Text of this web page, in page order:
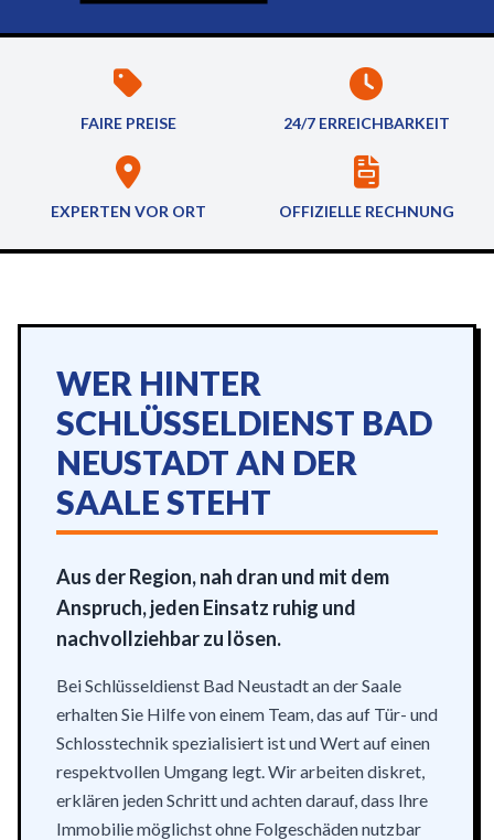
FAIRE PREISE 24/7 ERREICHBARKEIT
EXPERTEN VOR ORT OFFIZIELLE RECHNUNG
WER HINTER
SCHLÜSSELDIENST BAD
NEUSTADT AN DER
SAALE STEHT
Aus der Region, nah dran und mit dem
Anspruch, jeden Einsatz ruhig und
nachvollziehbar zu lösen.
Bei Schlüsseldienst Bad Neustadt an der Saale
erhalten Sie Hilfe von einem Team, das auf Tür- und
Schlosstechnik spezialisiert ist und Wert auf einen
respektvollen Umgang legt. Wir arbeiten diskret,
erklären jeden Schritt und achten darauf, dass Ihre
Immobilie möglichst ohne Folgeschäden nutzbar